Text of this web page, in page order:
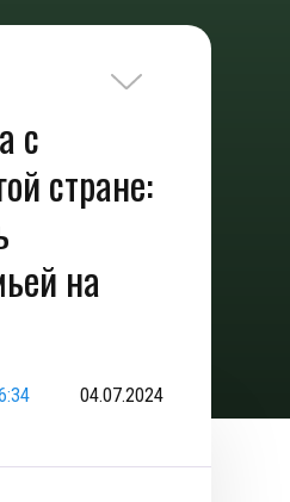
с
стране:
на
04.07.2024